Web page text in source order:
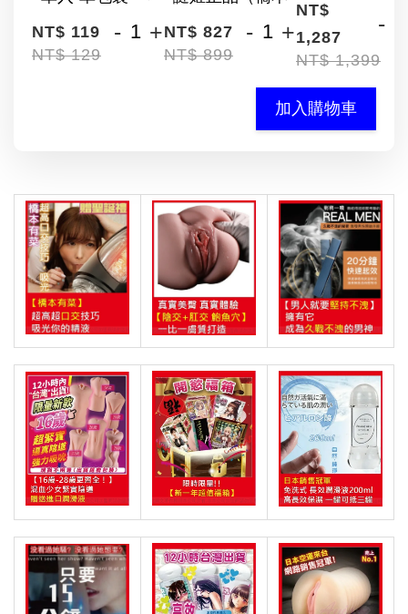
NT$ 119
NT$ 129
- +NT$ 827
NT$ 899
- +
NT$
1,287
NT$ 1,399
-
加入購物車